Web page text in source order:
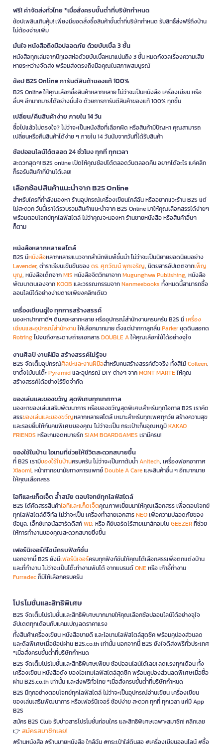
ฟรี! ค่าจัดส่งทั่วไทย *เมื่อสั่งครบขั้นต่ำที่บริษัทกำหนด
ช้อปเพลินเกินคุ้ม! เพียงมียอดสั่งซื้อสินค้าขั้นต่ำที่บริษัทกำหนด รับสิทธิ์ส่งฟรีถึงบ้าน
ไม่ต้องจ่ายเพิ่ม
มั่นใจ หนังสือถึงมือปลอดภัย ด้วยบับเบิ้ล 3 ชั้น
หนังสือทุกเล่มจากบีทูเอสห่อด้วยบับเบิ้ลหนาแน่นถึง 3 ชั้น หมดกังวลเรื่องความเสีย
หายระหว่างจัดส่ง พร้อมส่งตรงถึงมือคุณในสภาพสมบูรณ์
ช้อป B2S Online การันตีสินค้าของแท้ 100%
B2S Online ให้คุณเลือกซื้อสินค้าหลากหลาย ไม่ว่าจะเป็นหนังสือ เครื่องเขียน หรือ
อื่นๆ อีกมากมายได้อย่างมั่นใจ ด้วยการการันตีสินค้าของแท้ 100% ทุกชิ้น
เปลี่ยน/คืนสินค้าง่าย ภายใน 14 วัน
ซื้อไปแล้วไม่ตรงใจ? ไม่ว่าจะเป็นหนังสือที่เลือกผิด หรือสินค้ามีปัญหา คุณสามารถ
เปลี่ยนหรือคืนสินค้าได้ง่าย ๆ ภายใน 14 วันนับจากวันที่ได้รับสินค้า
ช้อปออนไลน์ได้ตลอด 24 ชั่วโมง ทุกที่ ทุกเวลา
สะดวกสุดๆ! B2S online เปิดให้คุณช้อปได้ตลอดวันตลอดคืน อยากได้อะไร แค่คลิก
ก็รอรับสินค้าที่บ้านได้เลย!
เลือกช้อปสินค้าแนะนำจาก B2S Online
สำหรับใครที่กำลังมองหา ร้านอุปกรณ์เครื่องเขียนใกล้ฉัน หรืออยากแวะร้าน B2S แต่
ไม่สะดวก วันนี้เราได้รวบรวมสินค้าแนะนำจาก B2S Online มาให้คุณเลือกสรรได้ง่ายๆ
พร้อมตอบโจทย์ทุกไลฟ์สไตล์ ไม่ว่าคุณจะมองหา ร้านขายหนังสือ หรือสินค้าอื่นๆ
ก็ตาม
หนังสือหลากหลายสไตล์
B2S มีหนังสือหลากหลายแนวจากสำนักพิมพ์ชั้นนำ ไม่ว่าจะเป็นนิยายยอดนิยมอย่าง
Lavender, ตำราเรียนเข้มข้นของดร. ศุภวัฒน์ พุกเจริญ, นิตยสารอัปเดตจากเพ็ญ
บุญ, หนังสือเด็กจากMIS หนังสือจิตวิทยาจากMugunghwa Publishing, หนังสือ
พัฒนาตนเองจากKOOB และวรรณกรรมจากNanmeebooks ทั้งหมดนี้สามารถซื้อ
ออนไลน์ได้อย่างง่ายดายเพียงคลิกเดียว
เครื่องเขียนคู่ใจ ทุกการสร้างสรรค์
มองหาปากกาดีๆ ดินสอหลากหลาย หรืออุปกรณ์สำนักงานครบครัน B2S มีเครื่อง
เขียนและอุปกรณ์สำนักงานให้เลือกมากมาย ตั้งแต่ปากกาลูกลื่นParkerชุดดินสอกด
Rotringไปจนถึงกระดาษถ่ายเอกสารDOUBLE Aให้คุณเลือกใช้ได้อย่างจุใจ
งานศิลป์ งานฝีมือ สร้างสรรค์ไม่รู้จบ
B2S จัดเต็มอุปกรณ์ศิลปะและงานฝีมือสำหรับคนสร้างสรรค์ตัวจริง ทั้งสีไม้Colleen,
ขาตั้งไม้บนโต๊ะPyramidและอุปกรณ์ DIY ต่างๆ จากMONT MARTEให้คุณ
สร้างสรรค์ได้อย่างไร้ขีดจำกัด
ของเล่นและของขวัญ สุดพิเศษทุกเทศกาล
มองหาของเล่นเสริมพัฒนาการ หรือของขวัญสุดพิเศษสำหรับทุกโอกาส B2S เราคัด
สรรของเล่นและของขวัญหลากหลายสไตล์ เหมาะสำหรับทุกเพศทุกวัย สร้างความสุข
และรอยยิ้มให้กับคนพิเศษของคุณ ไม่ว่าจะเป็น กระเป๋าเก็บอุณหภูมิKAKAO
FRIENDS หรือเกมจดหมายรักSIAM BOARDGAMES เรามีครบ!
ของใช้ในบ้าน ไอเทมที่ช่วยให้ชีวิตสะดวกสบายขึ้น
ที่ B2S เรามีของใช้ในบ้านครบครัน ไม่ว่าจะเป็นกาต้มน้ำAnitech, เครื่องฟอกอากาศ
Xiaomi, หน้ากากอนามัยทางการแพทย์Double A Careและสินค้าอื่น ๆ อีกมากมาย
ให้คุณเลือกสรร
ไอทีและแก็ดเจ็ต ล้ำสมัย ตอบโจทย์ทุกไลฟ์สไตล์
B2S ได้คัดสรรสินค้าไอทีและแก็ดเจ็ตคุณภาพเยี่ยมมาให้คุณเลือกสรร เพื่อตอบโจทย์
ทุกไลฟ์สไตล์ดิจิทัล ไม่ว่าจะเป็น เครื่องทำลายเอกสารNEOเพื่อความปลอดภัยของ
ข้อมูล, เอ็กซ์เทอนัลฮาร์ดดิสก์WD, หรือ คีย์บอร์ดไร้สายเมาส์คอมโบGEEZERที่ช่วย
ให้การทำงานของคุณสะดวกสบายยิ่งขึ้น
เฟอร์นิเจอร์ดีไซน์ครบฟังก์ชั่น
นอกจากนี้ B2S ยังมีเฟอร์นิเจอร์ครบทุกฟังก์ชันให้คุณได้เลือกสรรเพื่อตกแต่งบ้าน
และที่ทำงาน ไม่ว่าจะเป็นโต๊ะทำงานพับได้ จากแบรนด์ONEหรือ เก้าอี้ทำงาน
Furradecก็มีให้เลือกครบครัน
โปรโมชั่นและสิทธิพิเศษ
B2S จัดเต็มโปรโมชั่นและสิทธิพิเศษมากมายให้คุณเลือกช้อปออนไลน์ได้อย่างจุใจ
อัปเดตทุกเดือนกับแคมเปญลดราคาแรง
ทั้งสินค้าเครื่องเขียน หนังสือขายดี และไอเทมไลฟ์สไตล์สุดชิค พร้อมคูปองส่วนลด
และดีลพิเศษเมื่อช้อปผ่าน B2S.co.th เท่านั้น นอกจากนี้ B2S ยังใจดีส่งฟรีทั่วประเทศ
*เมื่อสั่งครบขั้นต่ำที่บริษัทกำหนด
B2S จัดเต็มโปรโมชั่นและสิทธิพิเศษเพียบ ช้อปออนไลน์ได้เลย! ลดแรงทุกเดือน ทั้ง
เครื่องเขียน หนังสือดัง ของไอเทมไลฟ์สไตล์สุดชิค พร้อมคูปองส่วนลดพิเศษเมื่อซื้อ
ผ่าน B2S.co.th เท่านั้น และส่งฟรีทั่วไทย *เมื่อสั่งครบขั้นต่ำที่บริษัทกำหนด
B2S มีทุกอย่างตอบโจทย์ทุกไลฟ์สไตล์ ไม่ว่าจะเป็นอุปกรณ์อ่านเขียน เครื่องเขียน
ของเล่นเสริมพัฒนาการ หรือเฟอร์นิเจอร์ ช้อปง่าย สะดวก ทุกที่ ทุกเวลา แค่มี App
B2S
สมัคร B2S Club รับข่าวสารโปรโมชั่นก่อนใคร และสิทธิพิเศษเฉพาะสมาชิก! คลิกเลย
👉 สมัครสมาชิกเลย!
#ร้านหนังสือ #ร้านขายหนังสือ ใกล้ฉัน #กระเป๋าใส่ดินสอ #เครื่องเขียนออนไลน์ #ซื้อ